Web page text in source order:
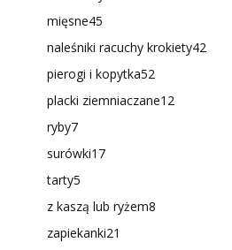
mięsne45
naleśniki racuchy krokiety42
pierogi i kopytka52
placki ziemniaczane12
ryby7
surówki17
tarty5
z kaszą lub ryżem8
zapiekanki21